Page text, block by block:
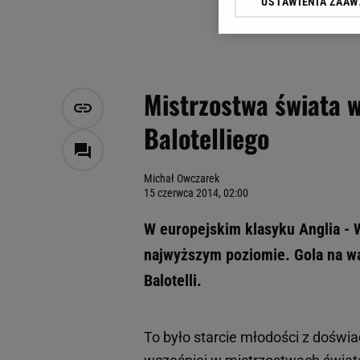
Mistrzostwa świata
Balotelliego
Michał Owczarek
15 czerwca 2014, 02:00
W europejskim klasyku Anglia -
najwyższym poziomie. Gola na
Balotelli.
To było starcie młodości z
Klikając „Akceptuję”
Zaufanych Partnerów i
My, nasi Zaufani
Użycie dokładnych
Przechowywanie